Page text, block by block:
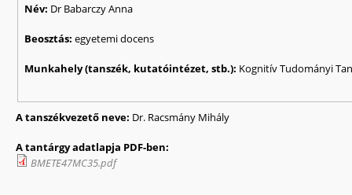
Név: Dr Babarczy Anna
Beosztás:egyetemi docens
Munkahely (tanszék, kutatóintézet, stb.): Kognitív Tudományi
A tanszékvezető neve: Dr. Racsmány Mihály
A tantárgy adatlapja PDF-ben:
BMETE47MC35.pdf